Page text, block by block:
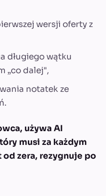
wersji oferty z
długiego wątku
„co dalej",
notatek ze
używa AI
musi za każdym
zera, rezygnuje po